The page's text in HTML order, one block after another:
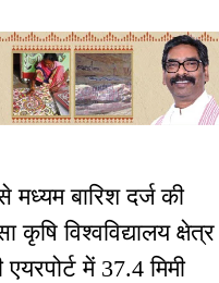
बारिश दर्ज की
विश्वविद्यालय क्षेत्र
में 37.4 मिमी